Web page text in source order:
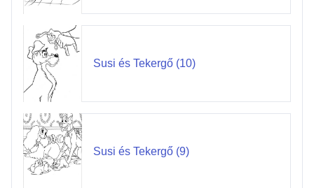
Susi és Tekergő (10)
Susi és Tekergő (9)